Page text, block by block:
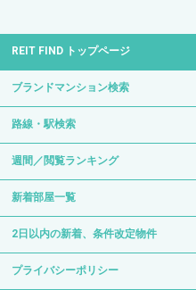
REIT FIND トップページ
ブランドマンション検索
路線・駅検索
週間／閲覧ランキング
新着部屋一覧
2日以内の新着、条件改定物件
プライバシーポリシー